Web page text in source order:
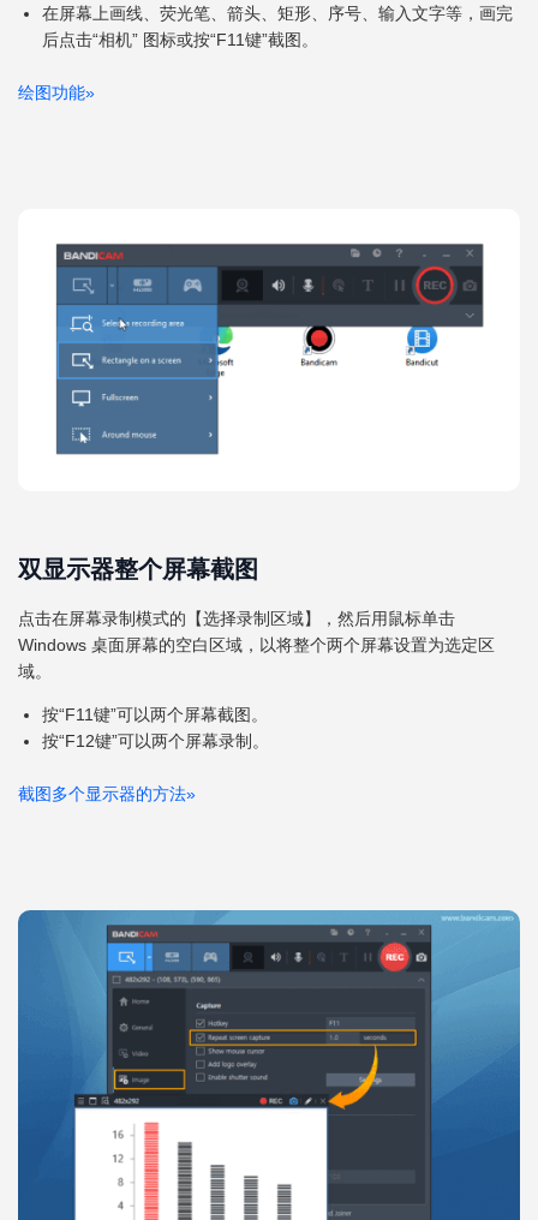
在屏幕上画线、荧光笔、箭头、矩形、序号、输入文字等，画完
后点击“相机” 图标或按“F11键”截图。
绘图功能»
双显示器整个屏幕截图
点击在屏幕录制模式的【选择录制区域】，然后用鼠标单击
Windows 桌面屏幕的空白区域，以将整个两个屏幕设置为选定区
域。
按“F11键”可以两个屏幕截图。
按“F12键”可以两个屏幕录制。
截图多个显示器的方法»